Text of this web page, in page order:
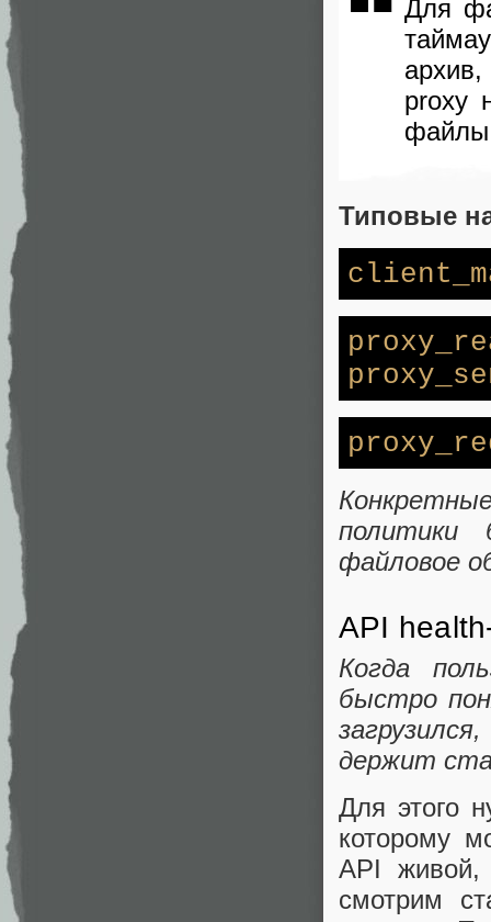
Для
proxy
файлы
Типовые
политики
файловое
API
Когда
быстро
держит
Для этого
которому
API живой,
смотрим